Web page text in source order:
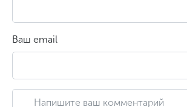
Ваш email